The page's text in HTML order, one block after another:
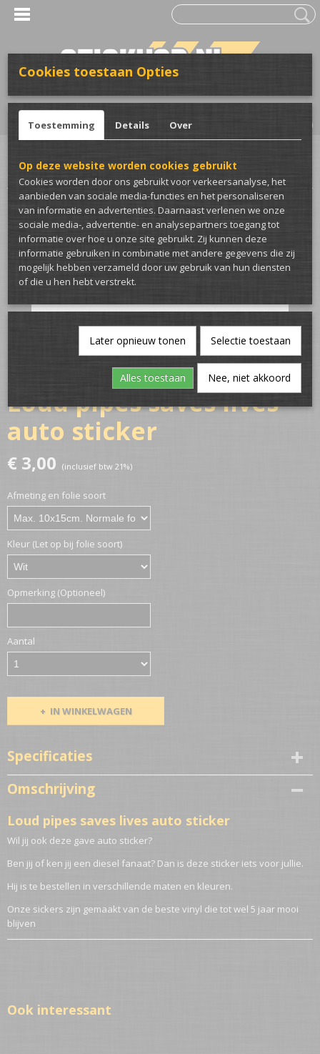
Inloggen Registreren
(0)
Home >Stickers>Voor de auto>Uitlaat/Diesel Stickers>
lives auto sticker
Loud pipes saves lives
auto sticker
€ 3,00 (inclusief btw 21%)
Afmeting en folie soort
Kleur (Let op bij folie soort)
Opmerking (Optioneel)
Aantal
IN WINKELWAGEN
Specificaties
Netto gewicht
0,10 Kg
Omschrijving
Loud pipes saves lives auto sticker
Wil jij ook deze gave auto sticker?
Ben jij of ken jij een diesel fanaat? Dan is deze sticker iets voor jullie.
Hij is te bestellen in verschillende maten en kleuren.
Onze sickers zijn gemaakt van de beste vinyl die tot wel 5 jaar mooi
blijven
Ook interessant
Cookies toestaan Opties
Toestemming Details Over
Op deze website worden cookies gebruikt
Cookies worden door ons gebruikt voor verkeersanalyse, het
aanbieden van sociale media-functies en het personaliseren
van informatie en advertenties. Daarnaast verlenen we onze
sociale media-, advertentie- en analysepartners toegang tot
informatie over hoe u onze site gebruikt. Zij kunnen deze
informatie gebruiken in combinatie met andere gegevens die zij
mogelijk hebben verzameld door uw gebruik van hun diensten
of die u hen hebt verstrekt.
Later opnieuw tonen Selectie toestaan
Alles toestaan Nee, niet akkoord